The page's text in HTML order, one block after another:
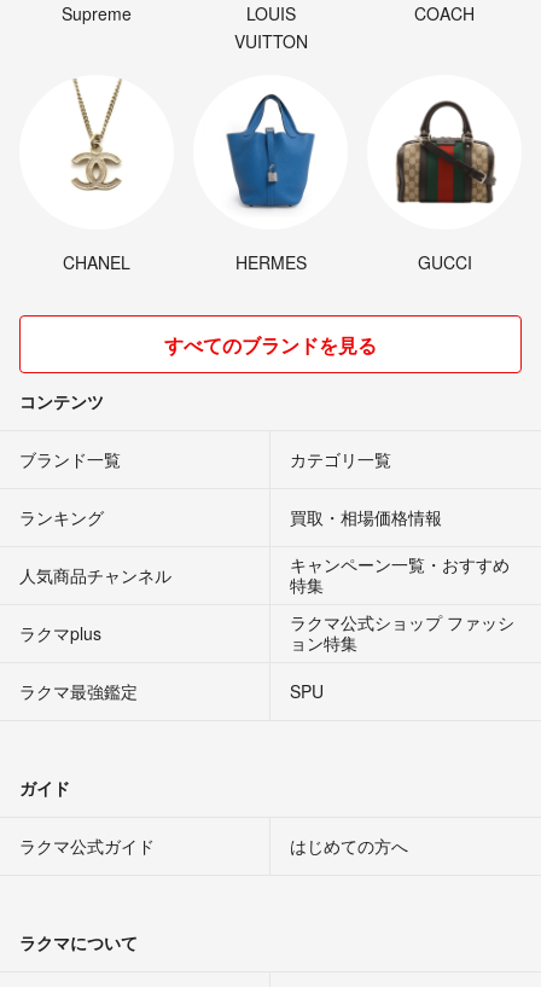
Supreme
LOUIS
VUITTON
COACH
CHANEL HERMES GUCCI
すべてのブランドを見る
コンテンツ
ブランド一覧 カテゴリ一覧
ランキング 買取・相場価格情報
人気商品チャンネル
キャンペーン一覧・おすすめ
特集
ラクマplus
ラクマ公式ショップ ファッシ
ョン特集
ラクマ最強鑑定
SPU
ガイド
ラクマ公式ガイド はじめての方へ
ラクマについて